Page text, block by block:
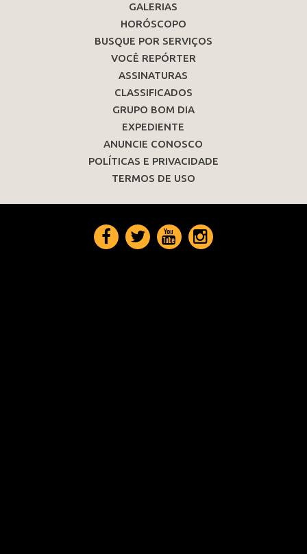
GALERIAS
HORÓSCOPO
BUSQUE POR SERVIÇOS
VOCÊ REPÓRTER
ASSINATURAS
CLASSIFICADOS
GRUPO BOM DIA
EXPEDIENTE
ANUNCIE CONOSCO
POLÍTICAS E PRIVACIDADE
TERMOS DE USO